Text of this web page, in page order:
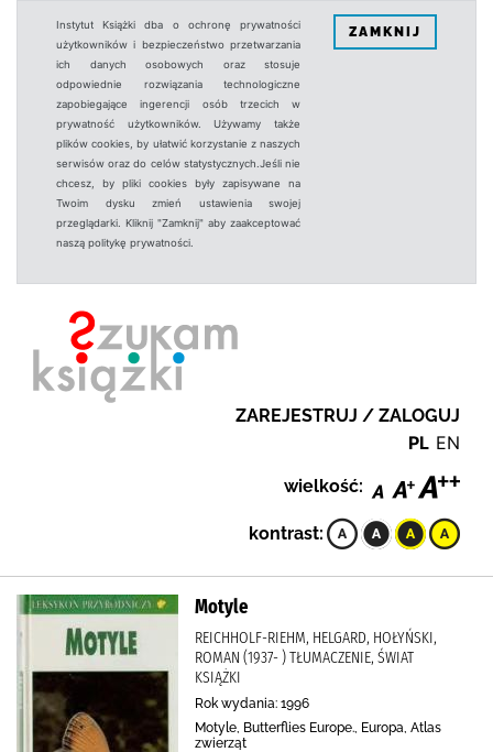
Instytut Książki dba o ochronę prywatności
użytkowników i bezpieczeństwo przetwarzania
ich danych osobowych oraz stosuje
odpowiednie rozwiązania technologiczne
zapobiegające ingerencji osób trzecich w
prywatność użytkowników. Używamy także
plików cookies, by ułatwić korzystanie z naszych
serwisów oraz do celów statystycznych.Jeśli nie
chcesz, by pliki cookies były zapisywane na
Twoim dysku zmień ustawienia swojej
przeglądarki. Kliknij "Zamknij" aby zaakceptować
naszą politykę prywatności.
ZAMKNIJ
ZAREJESTRUJ / ZALOGUJ
PL EN
wielkość:
kontrast:
Motyle
REICHHOLF-RIEHM, HELGARD, HOŁYŃSKI,
ROMAN (1937- ) TŁUMACZENIE, ŚWIAT
KSIĄŻKI
Rok wydania: 1996
Motyle, Butterflies Europe., Europa, Atlas
zwierząt